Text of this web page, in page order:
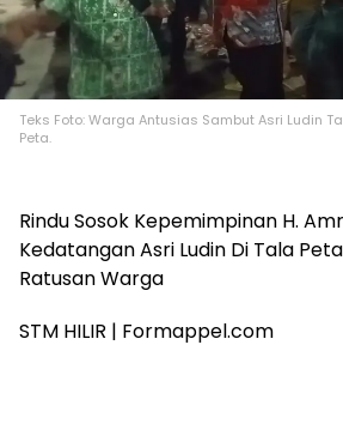
Teks Foto: Warga Antusias Sambut Asri Ludin
Peta.
Rindu Sosok Kepemimpinan H.
Kedatangan Asri Ludin Di Tala
Ratusan Warga
STM HILIR | Formappel.com